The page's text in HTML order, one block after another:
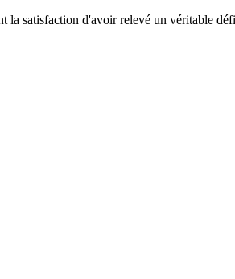
satisfaction d'avoir relevé un véritable